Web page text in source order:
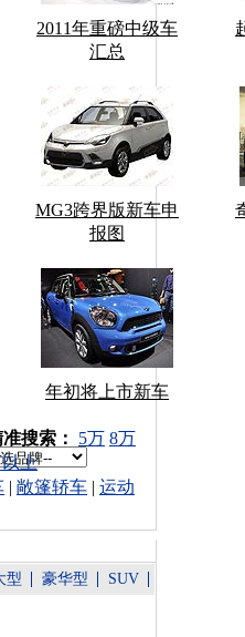
2011年重磅中级车
汇总
MG3跨界版新车申
报图
年初将上市新车
搜索：
搜索： 5万 8万
以上
| 敞篷轿车 | 运动
型 豪华型 SUV